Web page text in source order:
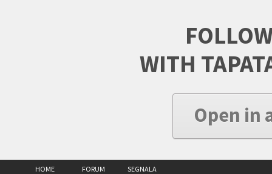
WITH
Open in
HOME FORUM SEGNALA